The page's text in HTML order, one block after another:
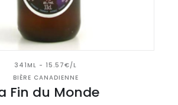
341ML - 15.57€/L
BIÈRE CANADIENNE
Fin du Monde